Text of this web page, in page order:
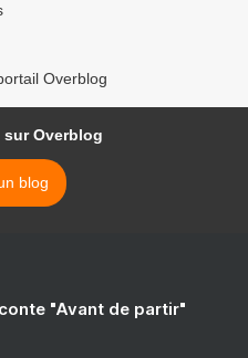
Overblog
Overblog
blog
"Avant de partir"